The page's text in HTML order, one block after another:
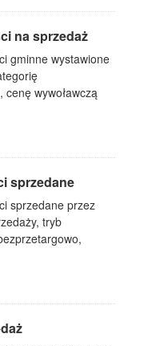
na sprzedaż
gminne wystawione
wywoławczą
sprzedane
sprzedane przez
tryb